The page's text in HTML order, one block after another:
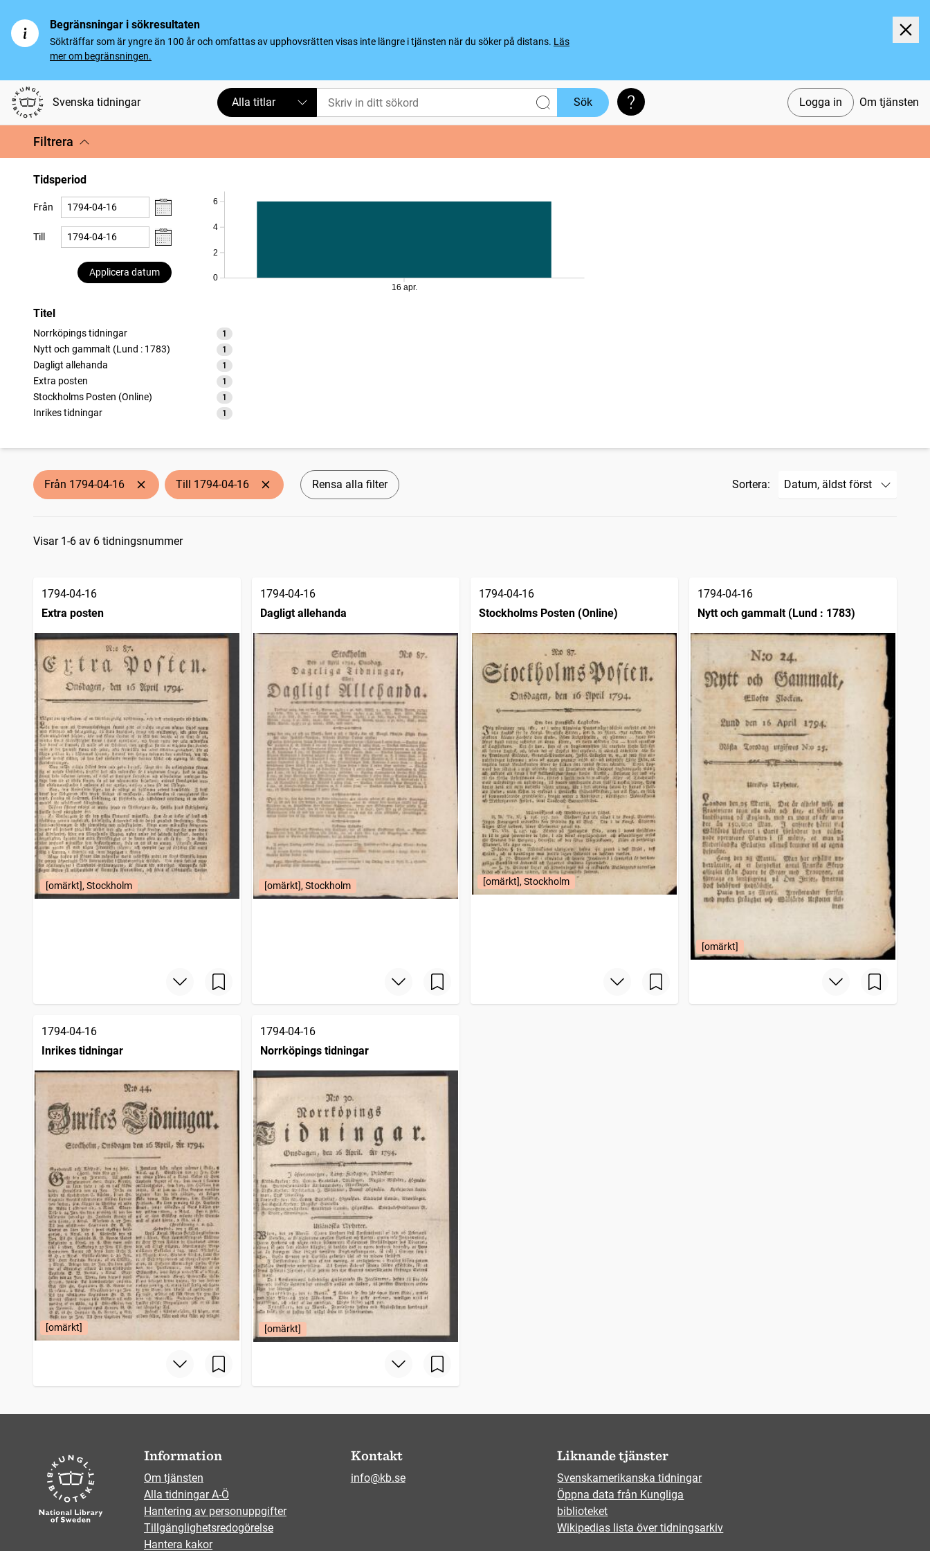
Begränsningar i sökresultaten
Sökträffar som är yngre än 100 år och omfattas av upphovsrätten visas inte längre i tjänsten när du söker på distans. Läs
mer om begränsningen.
Svenska tidningar Logga in Om tjänsten
Alla titlar Sök Söktips
Filtrera
Tidsperiod
Från
Till
Applicera datum
0
2
4
6
16 apr.
Titel
Norrköpings tidningar 1
träffar
Nytt och gammalt (Lund : 1783)
1
träffar
Dagligt allehanda
1
träffar
Extra posten
1
träffar
Stockholms Posten (Online)
1
träffar
Inrikes tidningar
1
träffar
Från 1794-04-16 Till 1794-04-16 Rensa alla filter Sortera:
Sökresultat
Visar 1-6 av 6 tidningsnummer
1794-04-16
Extra posten
[omärkt], Stockholm
1794-04-16
Dagligt allehanda
[omärkt], Stockholm
1794-04-16
Stockholms Posten (Online)
[omärkt], Stockholm
1794-04-16
Nytt och gammalt (Lund : 1783)
[omärkt]
1794-04-16
Inrikes tidningar
[omärkt]
1794-04-16
Norrköpings tidningar
[omärkt]
Information
Om tjänsten
Alla tidningar A-Ö
Hantering av personuppgifter
Tillgänglighetsredogörelse
Hantera kakor
Kontakt
info@kb.se
Liknande tjänster
Svenskamerikanska tidningar
Öppna data från Kungliga
biblioteket
Wikipedias lista över tidningsarkiv